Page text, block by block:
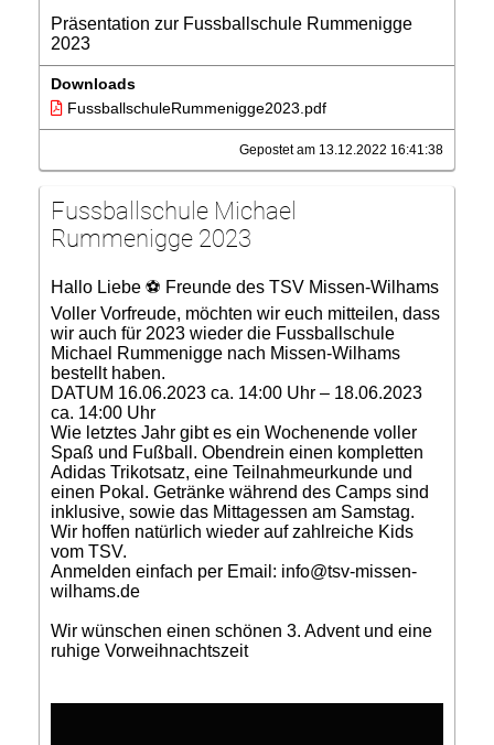
Präsentation zur Fussballschule Rummenigge
2023
Downloads
FussballschuleRummenigge2023.pdf
Gepostet am 13.12.2022 16:41:38
Fussballschule Michael
Rummenigge 2023
Hallo Liebe ⚽ Freunde des TSV Missen-Wilhams
Voller Vorfreude, möchten wir euch mitteilen, dass
wir auch für 2023 wieder die Fussballschule
Michael Rummenigge nach Missen-Wilhams
bestellt haben.
DATUM 16.06.2023 ca. 14:00 Uhr – 18.06.2023
ca. 14:00 Uhr
Wie letztes Jahr gibt es ein Wochenende voller
Spaß und Fußball. Obendrein einen kompletten
Adidas Trikotsatz, eine Teilnahmeurkunde und
einen Pokal. Getränke während des Camps sind
inklusive, sowie das Mittagessen am Samstag.
Wir hoffen natürlich wieder auf zahlreiche Kids
vom TSV.
Anmelden einfach per Email: info@tsv-missen-
wilhams.de
Wir wünschen einen schönen 3. Advent und eine
ruhige Vorweihnachtszeit